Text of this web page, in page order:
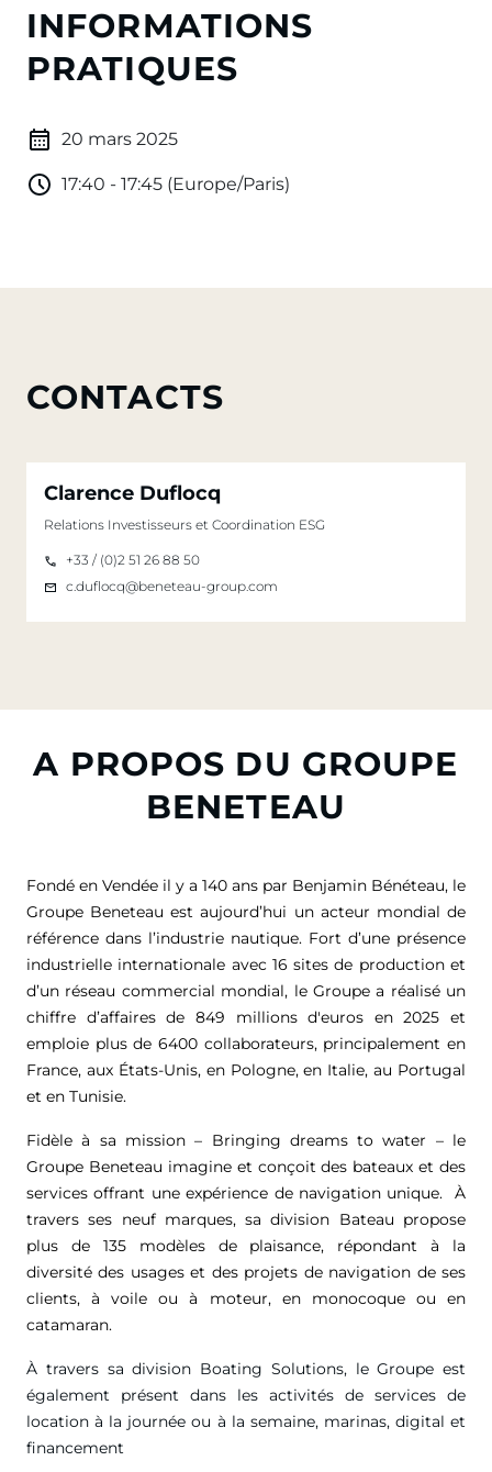
INFORMATIONS
PRATIQUES
20 mars 2025
17:40 - 17:45 (Europe/Paris)
CONTACTS
Clarence Duflocq
Relations Investisseurs et Coordination ESG
+33 / (0)2 51 26 88 50
c.duflocq@beneteau-group.com
A PROPOS DU GROUPE
BENETEAU
Fondé en Vendée il y a 140 ans par Benjamin Bénéteau, le
Groupe Beneteau est aujourd’hui un acteur mondial de
référence dans l’industrie nautique. Fort d’une présence
industrielle internationale avec 16 sites de production et
d’un réseau commercial mondial, le Groupe a réalisé un
chiffre d’affaires de 849 millions d'euros en 2025 et
emploie plus de 6400 collaborateurs, principalement en
France, aux États-Unis, en Pologne, en Italie, au Portugal
et en Tunisie.
Fidèle à sa mission – Bringing dreams to water – le
Groupe Beneteau imagine et conçoit des bateaux et des
services offrant une expérience de navigation unique. À
travers ses neuf marques, sa division Bateau propose
plus de 135 modèles de plaisance, répondant à la
diversité des usages et des projets de navigation de ses
clients, à voile ou à moteur, en monocoque ou en
catamaran.
À travers sa division Boating Solutions, le Groupe est
également présent dans les activités de services de
location à la journée ou à la semaine, marinas, digital et
financement